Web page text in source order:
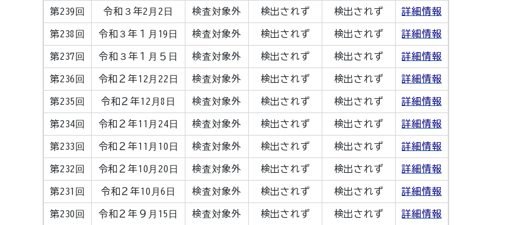
第239回 令和３年2月2日 検査対象外 検出されず 検出されず 詳細情報
第238回 令和３年１月19日 検査対象外 検出されず 検出されず 詳細情報
第237回 令和３年１月５日 検査対象外 検出されず 検出されず 詳細情報
第236回 令和２年12月22日 検査対象外 検出されず 検出されず 詳細情報
第235回 令和２年12月8日 検査対象外 検出されず 検出されず 詳細情報
第234回 令和２年11月24日 検査対象外 検出されず 検出されず 詳細情報
第233回 令和２年11月10日 検査対象外 検出されず 検出されず 詳細情報
第232回 令和２年10月20日 検査対象外 検出されず 検出されず 詳細情報
第231回 令和２年10月6日 検査対象外 検出されず 検出されず 詳細情報
第230回 令和２年９月15日 検査対象外 検出されず 検出されず 詳細情報